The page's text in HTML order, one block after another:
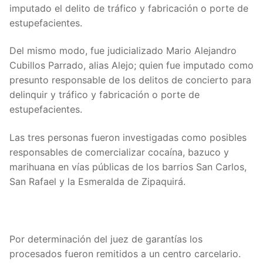
imputado el delito de tráfico y fabricación o porte de
estupefacientes.
Del mismo modo, fue judicializado Mario Alejandro
Cubillos Parrado, alias Alejo; quien fue imputado como
presunto responsable de los delitos de concierto para
delinquir y tráfico y fabricación o porte de
estupefacientes.
Las tres personas fueron investigadas como posibles
responsables de comercializar cocaína, bazuco y
marihuana en vías públicas de los barrios San Carlos,
San Rafael y la Esmeralda de Zipaquirá.
Por determinación del juez de garantías los
procesados fueron remitidos a un centro carcelario.